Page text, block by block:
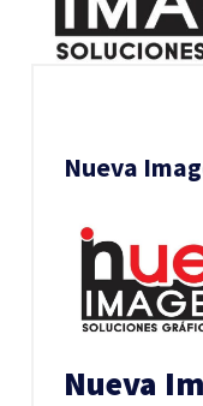
Nueva
Nueva